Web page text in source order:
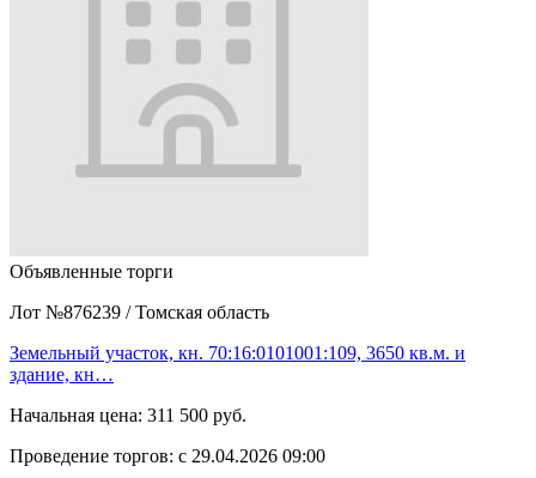
Объявленные торги
Лот №876239 / Томская область
Земельный участок, кн. 70:16:0101001:109, 3650 кв.м. и
здание, кн…
Начальная цена: 311 500 руб.
Проведение торгов: с 29.04.2026 09:00